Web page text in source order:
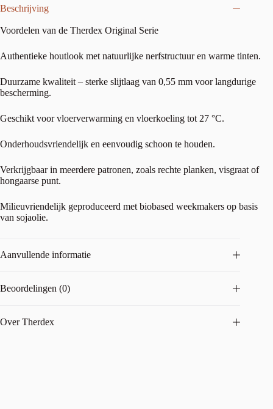
Beschrijving
Voordelen van de Therdex Original Serie
Authentieke houtlook met natuurlijke nerfstructuur en warme tinten.
Duurzame kwaliteit – sterke slijtlaag van 0,55 mm voor langdurige
bescherming.
Geschikt voor vloerverwarming en vloerkoeling tot 27 °C.
Onderhoudsvriendelijk en eenvoudig schoon te houden.
Verkrijgbaar in meerdere patronen, zoals rechte planken, visgraat of
hongaarse punt.
Milieuvriendelijk geproduceerd met biobased weekmakers op basis
van sojaolie.
Aanvullende informatie
Beoordelingen (0)
Over Therdex